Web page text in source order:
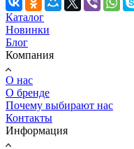
Каталог
Новинки
Блог
Компания
О нас
О бренде
Почему выбирают нас
Контакты
Информация